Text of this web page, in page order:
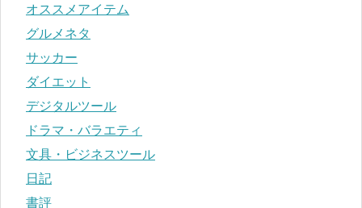
オススメアイテム
グルメネタ
サッカー
ダイエット
デジタルツール
ドラマ・バラエティ
文具・ビジネスツール
日記
書評